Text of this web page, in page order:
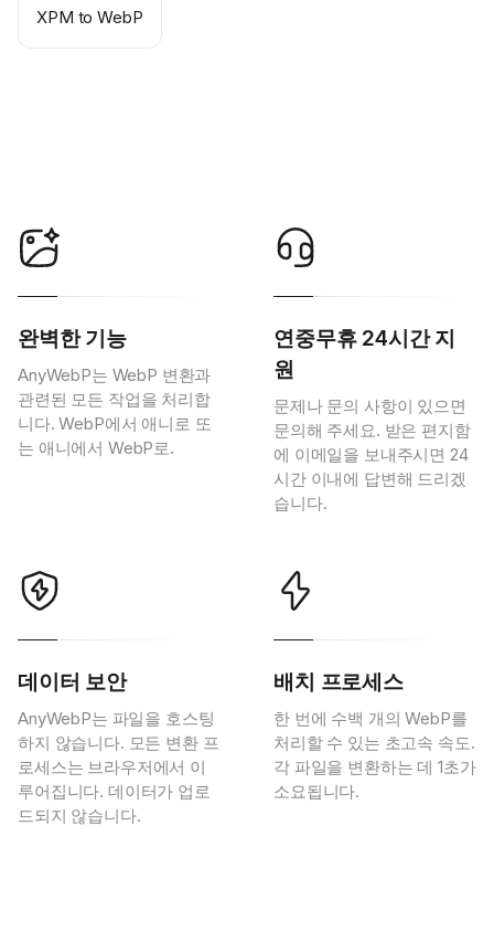
XPM to WebP
완벽한 기능
AnyWebP는 WebP 변환과
관련된 모든 작업을 처리합
니다. WebP에서 애니로 또
는 애니에서 WebP로.
연중무휴 24시간 지
원
문제나 문의 사항이 있으면
문의해 주세요. 받은 편지함
에 이메일을 보내주시면 24
시간 이내에 답변해 드리겠
습니다.
데이터 보안
AnyWebP는 파일을 호스팅
하지 않습니다. 모든 변환 프
로세스는 브라우저에서 이
루어집니다. 데이터가 업로
드되지 않습니다.
배치 프로세스
한 번에 수백 개의 WebP를
처리할 수 있는 초고속 속도.
각 파일을 변환하는 데 1초가
소요됩니다.